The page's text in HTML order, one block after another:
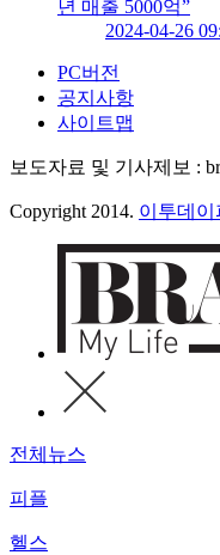
년 매출 5000억”
2024-04-26
PC버전
공지사항
사이트맵
보도자료 및 기사제보 :
Copyright 2014. 이투데이
전체뉴스
피플
헬스